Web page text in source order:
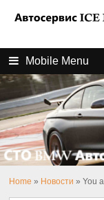
Mobile Menu
Home » Новости » You